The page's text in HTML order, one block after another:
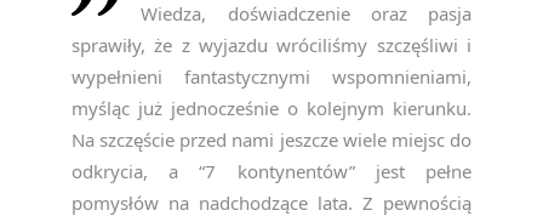
Wiedza, doświadczenie oraz pasja
sprawiły, że z wyjazdu wróciliśmy szczęśliwi i
wypełnieni fantastycznymi wspomnieniami,
myśląc już jednocześnie o kolejnym kierunku.
Na szczęście przed nami jeszcze wiele miejsc do
odkrycia, a “7 kontynentów” jest pełne
pomysłów na nadchodzące lata. Z pewnością